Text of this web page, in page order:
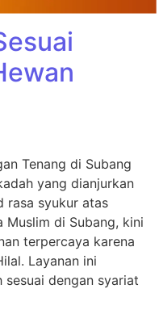
Tenang di Subang
yang dianjurkan
rasa syukur atas
Muslim di Subang, kini
terpercaya karena
Layanan ini
dengan syariat